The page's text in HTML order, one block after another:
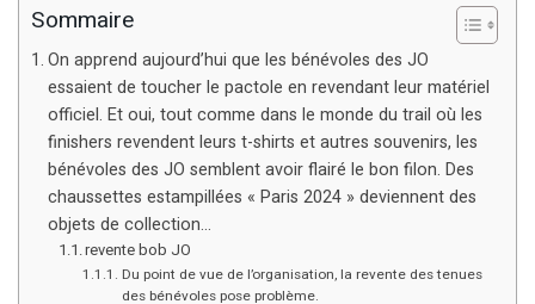
Sommaire
On apprend aujourd’hui que les bénévoles des JO
essaient de toucher le pactole en revendant leur matériel
officiel. Et oui, tout comme dans le monde du trail où les
finishers revendent leurs t-shirts et autres souvenirs, les
bénévoles des JO semblent avoir flairé le bon filon. Des
chaussettes estampillées « Paris 2024 » deviennent des
objets de collection…
revente bob JO
Du point de vue de l’organisation, la revente des tenues
des bénévoles pose problème.